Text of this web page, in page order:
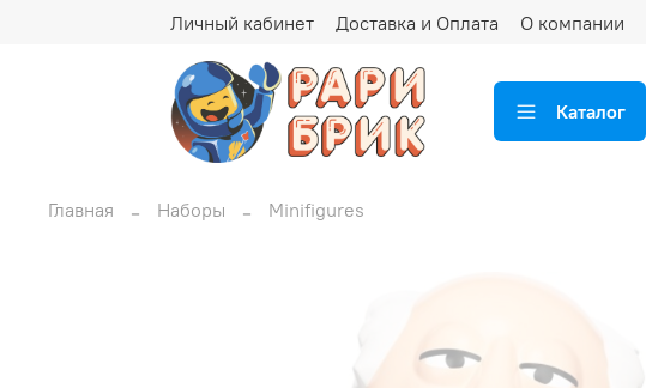
Личный кабинет Доставка и Оплата О компании
Каталог
Главная Наборы Minifigures